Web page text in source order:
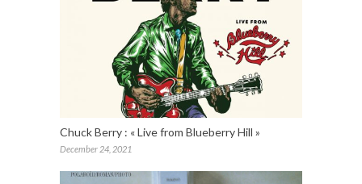
Chuck Berry : « Live from Blueberry Hill »
December 24, 2021